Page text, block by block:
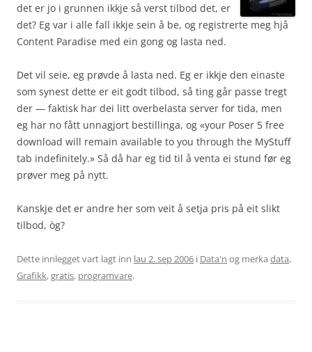
det er jo i grunnen ikkje så verst tilbod det, er
det? Eg var i alle fall ikkje sein å be, og registrerte meg hjå
Content Paradise med ein gong og lasta ned.
Det vil seie, eg prøvde å lasta ned. Eg er ikkje den einaste
som synest dette er eit godt tilbod, så ting går passe tregt
der — faktisk har dei litt overbelasta server for tida, men
eg har no fått unnagjort bestillinga, og «your Poser 5 free
download will remain available to you through the MyStuff
tab indefinitely.» Så då har eg tid til å venta ei stund før eg
prøver meg på nytt.
Kanskje det er andre her som veit å setja pris på eit slikt
tilbod, òg?
Dette innlegget vart lagt inn lau 2. sep 2006 i Data'n og merka data,
Grafikk,gratis, programvare.